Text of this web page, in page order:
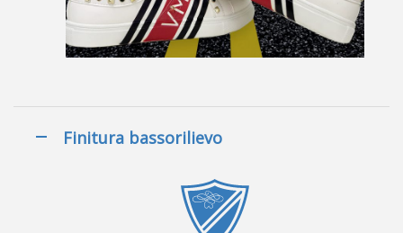
Finitura bassorilievo